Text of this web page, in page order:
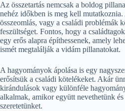
Az összetartás nemcsak a boldog
nehéz időkben is meg kell
összeomlás, vagy a családi problémák
feszültséget. Fontos, hogy a
egy erős alapra építhessenek, amely
ismét megtalálják a vidám pillanatokat.
A hagyományok ápolása is egy
erősítsük a családi kötelékeket. Akár
kirándulások vagy különféle
alkalmak, amikor együtt nevethetünk
szeretetünket.